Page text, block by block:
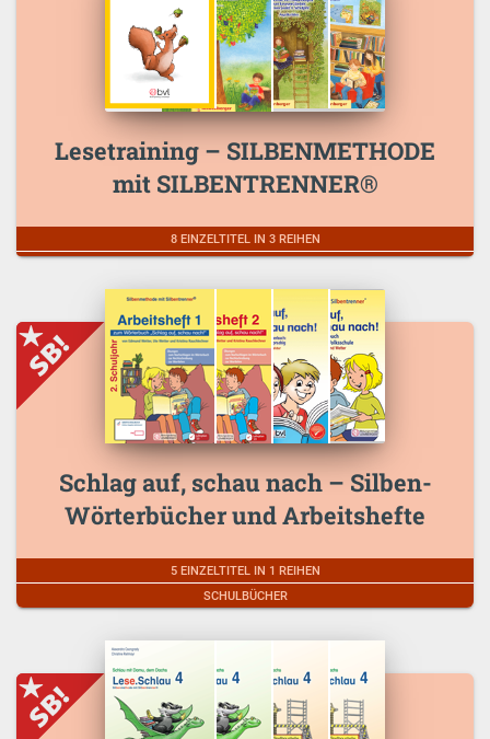
Lesetraining – SILBENMETHODE
mit SILBENTRENNER®
8 EINZELTITEL IN 3 REIHEN
Schlag auf, schau nach – Silben-
Wörterbücher und Arbeitshefte
5 EINZELTITEL IN 1 REIHEN
SCHULBÜCHER